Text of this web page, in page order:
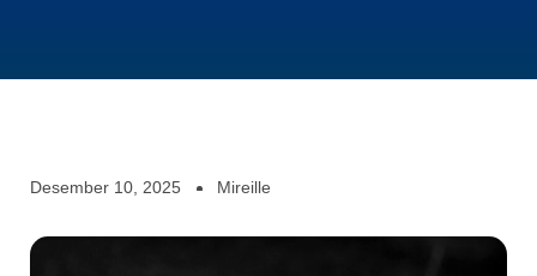
Desember 10, 2025 Mireille